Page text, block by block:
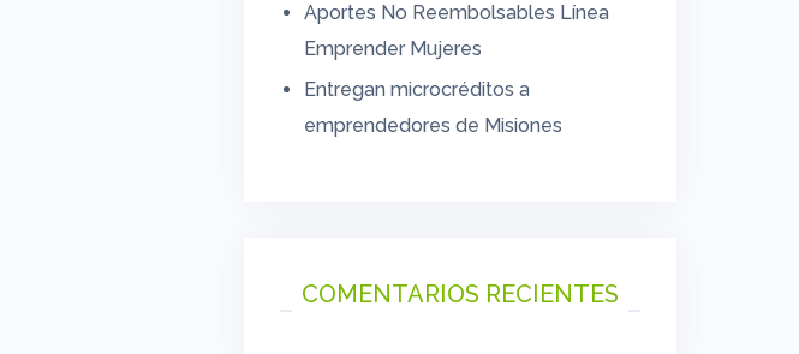
Aportes No Reembolsables Línea
Emprender Mujeres
Entregan microcréditos a
emprendedores de Misiones
COMENTARIOS RECIENTES